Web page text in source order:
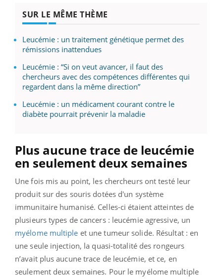
SUR LE MÊME THÈME
Leucémie : un traitement génétique permet des
rémissions inattendues
Leucémie : “Si on veut avancer, il faut des
chercheurs avec des compétences différentes qui
regardent dans la même direction”
Leucémie : un médicament courant contre le
diabète pourrait prévenir la maladie
Plus aucune trace de leucémie
en seulement deux semaines
Une fois mis au point, les chercheurs ont testé leur
produit sur des souris dotées d'un système
immunitaire humanisé. Celles-ci étaient atteintes de
plusieurs types de cancers : leucémie agressive, un
myélome multiple et une tumeur solide. Résultat : en
une seule injection, la quasi-totalité des rongeurs
n’avait plus aucune trace de leucémie, et ce, en
seulement deux semaines. Pour le myélome multiple